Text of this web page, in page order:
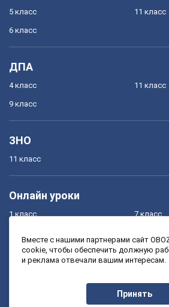
5 класс
6 класс
11 класс
ДПА
4 класс
9 класс
11 класс
ЗНО
11 класс
Онлайн уроки
1 класс
3 класс
7 класс
9 класс
Вместе с нашими партнерами сайт
cookie, чтобы обеспечить должную
и реклама отвечали вашим интересам.
Принять